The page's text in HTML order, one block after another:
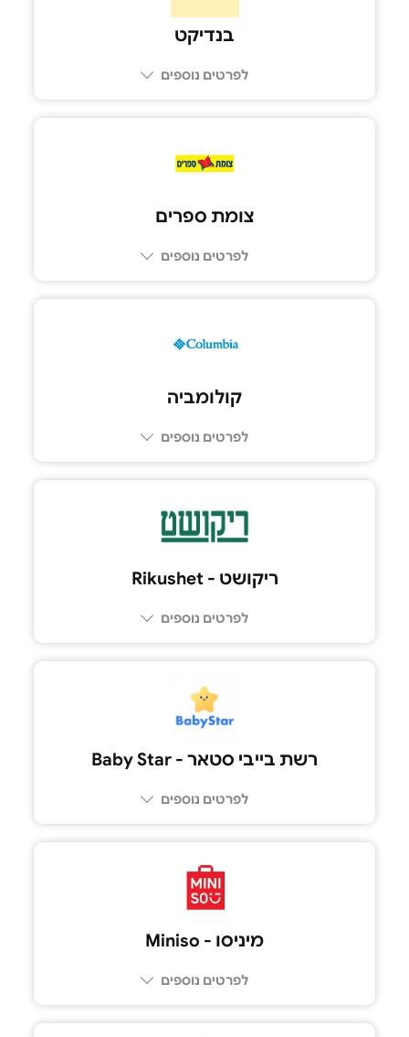
בנדיקט
לפרטים נוספים
צומת ספרים
לפרטים נוספים
קולומביה
לפרטים נוספים
ריקושט - Rikushet
לפרטים נוספים
רשת בייבי סטאר - Baby Star
לפרטים נוספים
מיניסו - Miniso
לפרטים נוספים